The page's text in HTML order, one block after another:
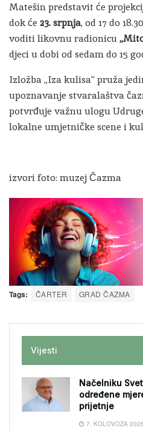
Matešin predstavit će
dok će 23. srpnja, od 17 do
voditi likovnu radionicu
djeci u dobi od sedam do 15
Izložba „Iza kulisa“ pruža
upoznavanje stvaralaštva
potvrđuje važnu ulogu
lokalne umjetničke scene i
izvori foto: muzej Čazma
Tags: ČARTER GRAD ČAZMA
Vijesti
Načelniku
određene
prijetnje
7. KOLOVOZA